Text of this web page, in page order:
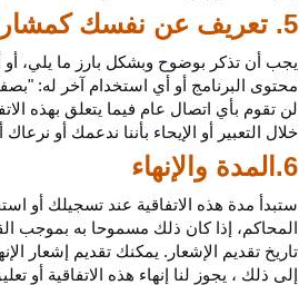
5. تعريف عن نفسك كمشارك
يجب أن تذكر بوضوح وبشكل بارز ما يلي،
محتوى البرنامج أو أي استخدام آخر له:
لن تقوم بأي اتصال عام فيما يتعلق بهذه
خلال التعبير أو الإيحاء بأننا ندعمك أو
6.المدة والإنهاء
ستبدأ مدة هذه الاتفاقية عند تسجيلك أو
المحاكم، إذا كان ذلك مسموحا به بموجب
تاريخ تقديم الإشعار. يمكنك تقديم
إلى ذلك ، يجوز لنا إنهاء هذه الاتفاقية